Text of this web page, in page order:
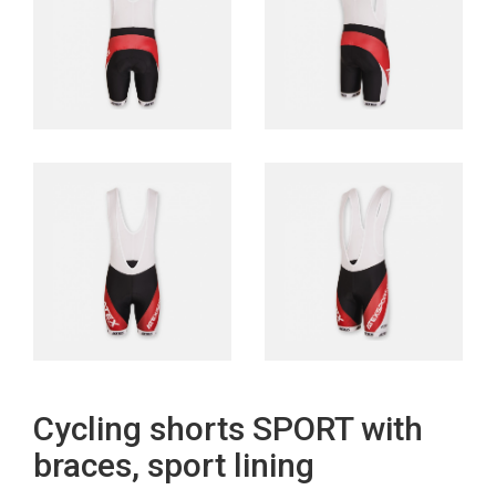
Cycling shorts SPORT with
braces, sport lining